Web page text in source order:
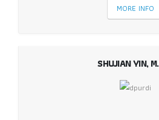
MORE INFO
SHUJIAN YIN,